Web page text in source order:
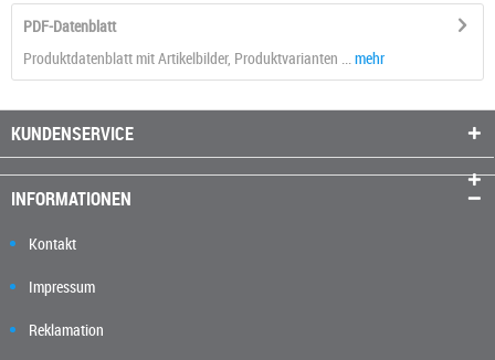
PDF-Datenblatt
Produktdatenblatt mit Artikelbilder, Produktvarianten ... mehr
KUNDENSERVICE
INFORMATIONEN
Kontakt
Impressum
Reklamation